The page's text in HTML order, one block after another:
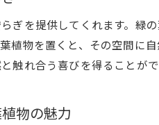
兵庫県
観葉植
機能性
ぎを提供してくれます。緑
植物を置くと、その空間に
触れ合う喜びを得ることが
物の魅力